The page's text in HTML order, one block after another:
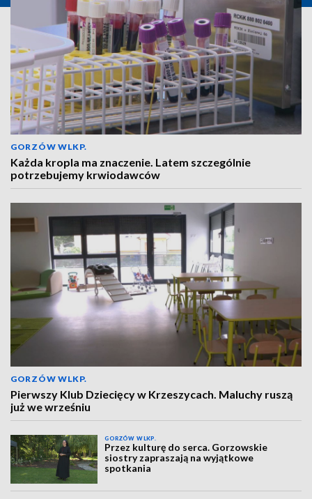
GORZÓW WLKP.
Każda kropla ma znaczenie. Latem szczególnie
potrzebujemy krwiodawców
GORZÓW WLKP.
Pierwszy Klub Dziecięcy w Krzeszycach. Maluchy ruszą
już we wrześniu
GORZÓW WLKP.
Przez kulturę do serca. Gorzowskie
siostry zapraszają na wyjątkowe
spotkania